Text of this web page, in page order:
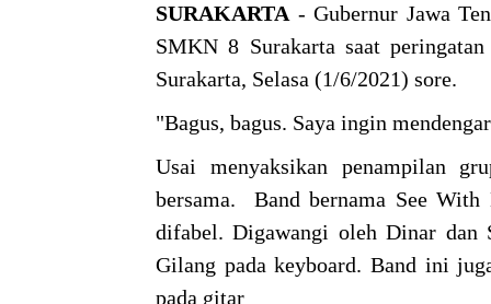
SURAKARTA - Gubernur Jawa
SMKN 8 Surakarta saat
Surakarta, Selasa (1/6/2021) sore.
"Bagus, bagus. Saya ingin
Usai menyaksikan penampilan
bersama. Band bernama See
difabel. Digawangi oleh Dinar dan
Gilang pada keyboard. Band ini
pada gitar